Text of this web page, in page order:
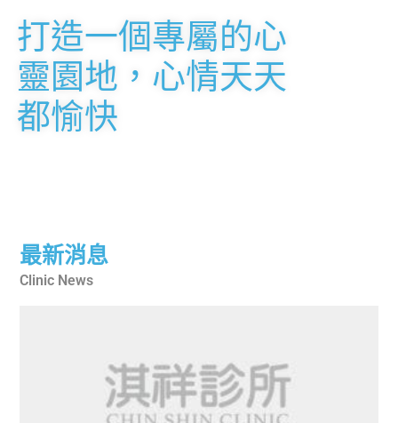
打造一個專屬的心
靈園地，心情天天
都愉快
最新消息
Clinic News